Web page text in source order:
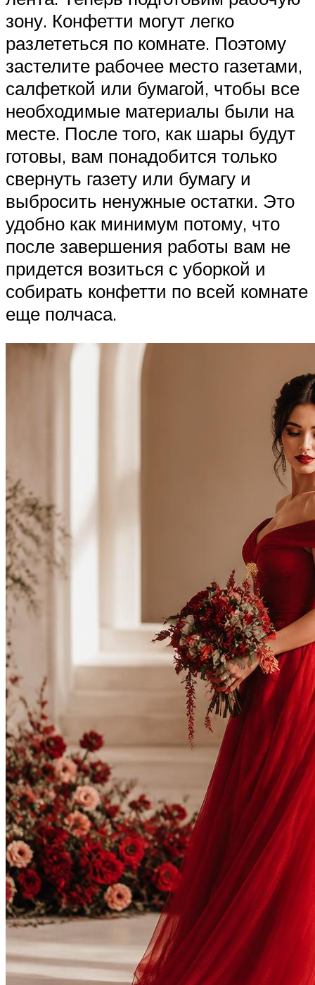
зону. Конфетти могут легко
разлететься по комнате. Поэтому
застелите рабочее место газетами,
салфеткой или бумагой, чтобы все
необходимые материалы были на
месте. После того, как шары будут
готовы, вам понадобится только
свернуть газету или бумагу и
выбросить ненужные остатки. Это
удобно как минимум потому, что
после завершения работы вам не
придется возиться с уборкой и
собирать конфетти по всей комнате
еще полчаса.